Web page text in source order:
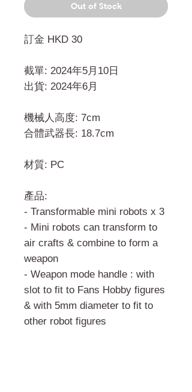
Out of Stock
訂金 HKD 30
截單: 2024年5月10日
出貨: 2024年6月
機械人高度: 7cm
合體武器長: 18.7cm
材質: PC
產品:
- Transformable mini robots x 3
- Mini robots can transform to
air crafts & combine to form a
weapon
- Weapon mode handle : with
slot to fit to Fans Hobby figures
& with 5mm diameter to fit to
other robot figures